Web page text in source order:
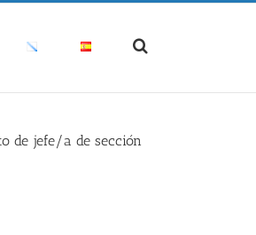
de jefe/a de sección